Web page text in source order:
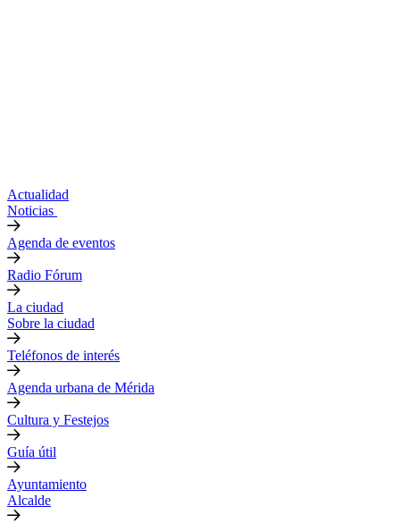
Actualidad
Noticias
Agenda de eventos
Radio Fórum
La ciudad
Sobre la ciudad
Teléfonos de interés
Agenda urbana de Mérida
Cultura y Festejos
Guía útil
Ayuntamiento
Alcalde